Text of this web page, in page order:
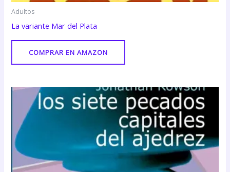
Adultos
La variante Mar del Plata
COMPRAR EN AMAZON